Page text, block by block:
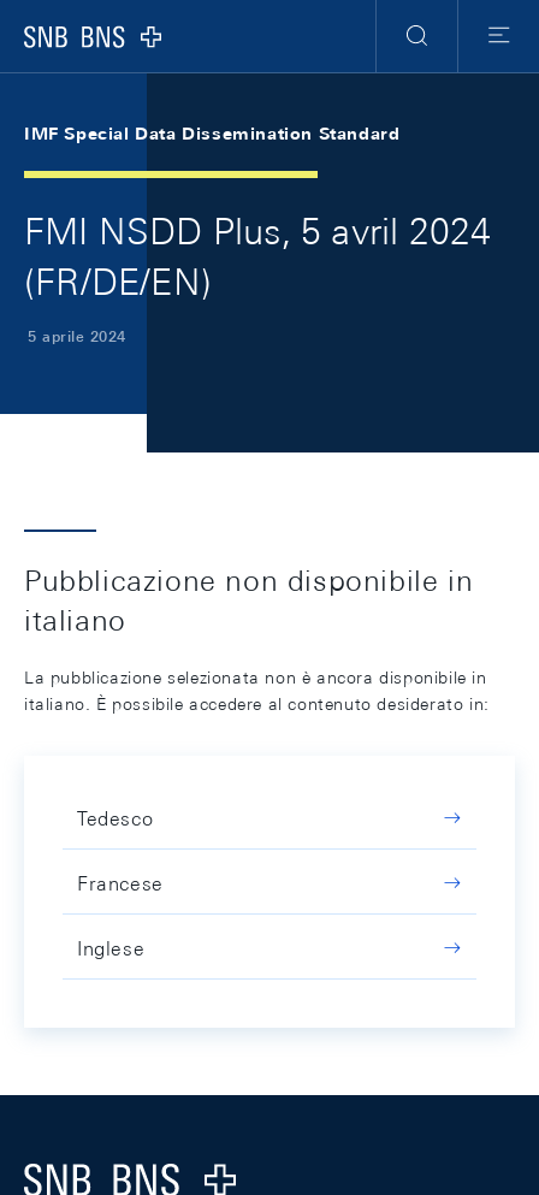
Logo
Ricerca
Menu
IMF Special Data Dissemination Standard
FMI NSDD Plus, 5 avril 2024
(FR/DE/EN)
5 aprile 2024
Pubblicazione non disponibile in
italiano
La pubblicazione selezionata non è ancora disponibile in
italiano. È possibile accedere al contenuto desiderato in:
Tedesco
Francese
Inglese
Logo